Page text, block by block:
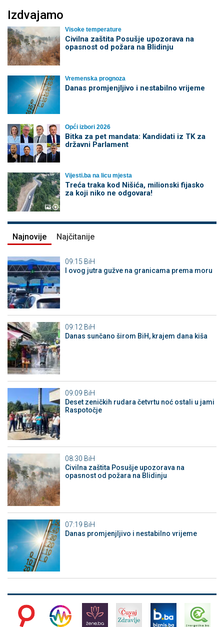
Izdvajamo
Visoke temperature
Civilna zaštita Posušje upozorava na
opasnost od požara na Blidinju
Vremenska prognoza
Danas promjenjljivo i nestabilno vrijeme
Opći izbori 2026
Bitka za pet mandata: Kandidati iz TK za
državni Parlament
Vijesti.ba na licu mjesta
Treća traka kod Nišića, milionski fijasko
za koji niko ne odgovara!
Najnovije Najčitanije
09:15 BiH
I ovog jutra gužve na granicama prema moru
09:12 BiH
Danas sunčano širom BiH, krajem dana kiša
09:09 BiH
Deset zeničkih rudara četvrtu noć ostali u jami
Raspotočje
08:30 BiH
Civilna zaštita Posušje upozorava na
opasnost od požara na Blidinju
07:19 BiH
Danas promjenjljivo i nestabilno vrijeme